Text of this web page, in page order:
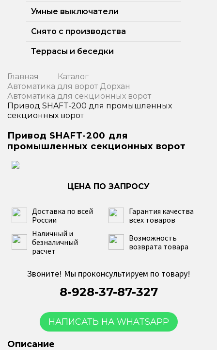
Умные выключатели
Снято с производства
Террасы и беседки
Главная
Каталог
Автоматика для ворот Дорхан
Автоматика для секционных ворот
Привод SHAFT-200 для промышленных
секционных ворот
Привод SHAFT-200 для
промышленных секционных ворот
Доставка по всей
России
Гарантия качества
всех товаров
Наличный и
безналичный
расчет
Возможность
возврата товара
Звоните! Мы проконсультируем по товару!
8-928-37-87-327
НАПИСАТЬ НА WHATSAPP
Описание